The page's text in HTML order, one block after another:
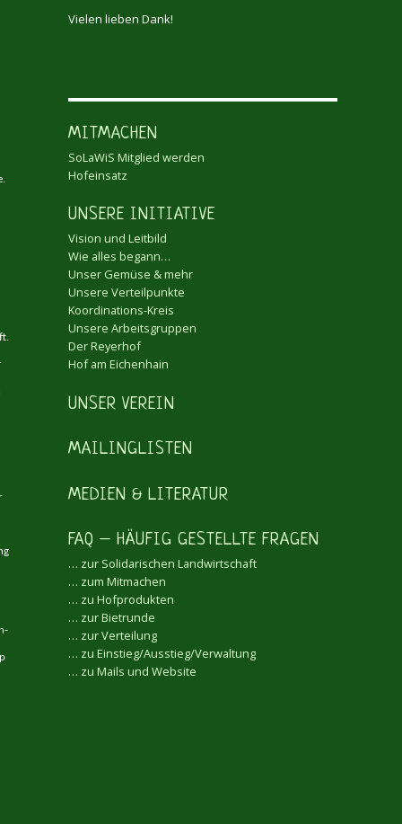
Vielen lieben Dank!
MITMACHEN
SoLaWiS Mitglied werden
Hofeinsatz
UNSERE INITIATIVE
Vision und Leitbild
Wie alles begann…
Unser Gemüse & mehr
Unsere Verteilpunkte
Koordinations-Kreis
Unsere Arbeitsgruppen
Der Reyerhof
Hof am Eichenhain
UNSER VEREIN
MAILINGLISTEN
MEDIEN & LITERATUR
FAQ – HÄUFIG GESTELLTE FRAGEN
… zur Solidarischen Landwirtschaft
… zum Mitmachen
… zu Hofprodukten
… zur Bietrunde
… zur Verteilung
… zu Einstieg/Ausstieg/Verwaltung
… zu Mails und Website